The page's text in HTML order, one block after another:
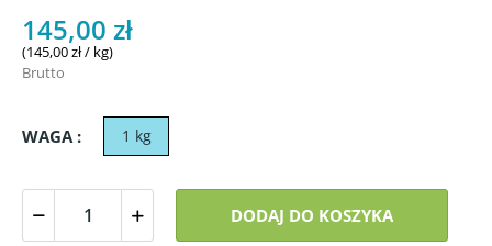
145,00 zł
(145,00 zł / kg)
Brutto
WAGA : 1 kg
DODAJ DO KOSZYKA